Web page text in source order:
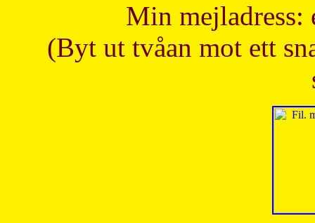
Min mejladress:
(Byt ut tvåan mot ett